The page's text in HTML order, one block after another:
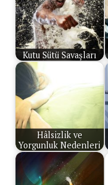
Kutu Sütü Savaşları
Hâlsizlik ve
Yorgunluk Nedenleri